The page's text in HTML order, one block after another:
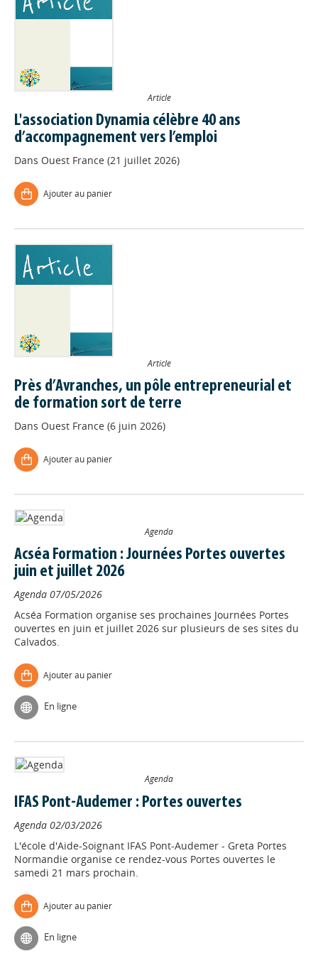
Article
L'association Dynamia célèbre 40 ans
d’accompagnement vers l’emploi
Dans Ouest France (21 juillet 2026)
Ajouter au panier
Article
Près d’Avranches, un pôle entrepreneurial et
de formation sort de terre
Dans Ouest France (6 juin 2026)
Ajouter au panier
Agenda
Acséa Formation : Journées Portes ouvertes
juin et juillet 2026
Agenda 07/05/2026
Acséa Formation organise ses prochaines Journées Portes
ouvertes en juin et juillet 2026 sur plusieurs de ses sites du
Calvados.
Ajouter au panier
En ligne
Agenda
IFAS Pont-Audemer : Portes ouvertes
Agenda 02/03/2026
L'école d'Aide-Soignant IFAS Pont-Audemer - Greta Portes
Normandie organise ce rendez-vous Portes ouvertes le
samedi 21 mars prochain.
Ajouter au panier
En ligne